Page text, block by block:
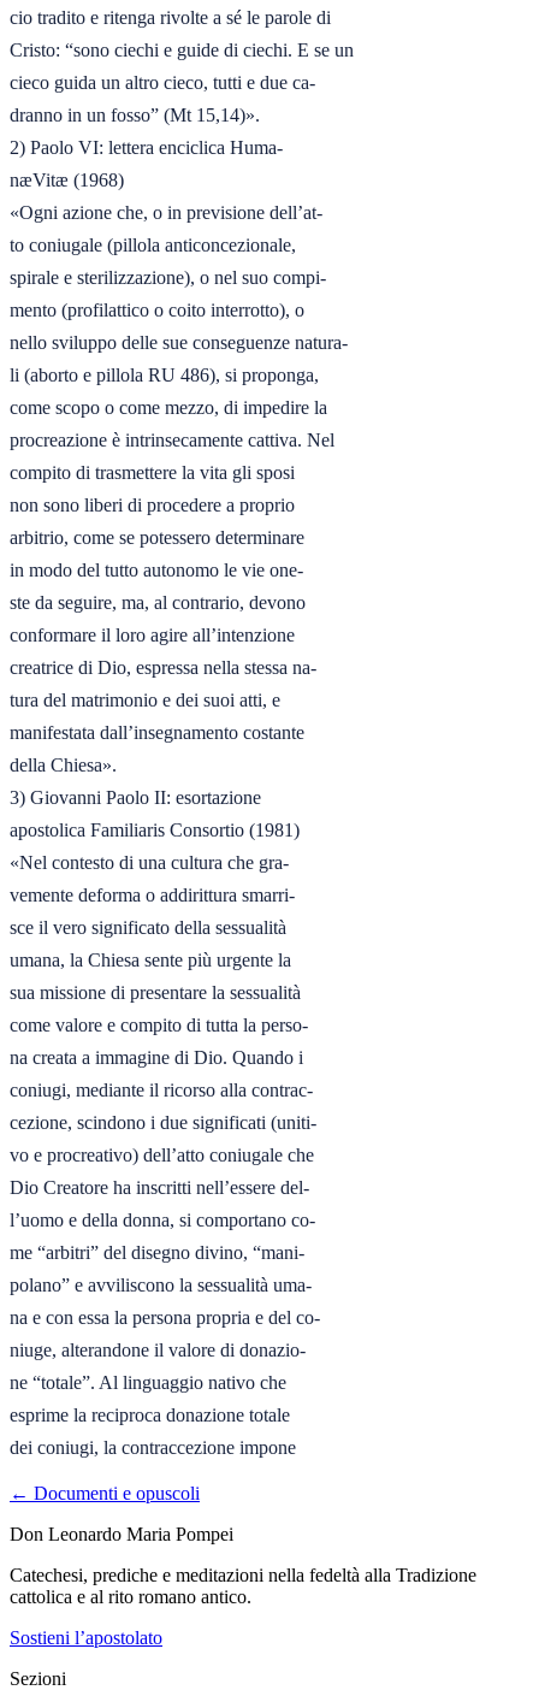
cio tradito e ritenga rivolte a sé le parole di
Cristo: “sono ciechi e guide di ciechi. E se un
cieco guida un altro cieco, tutti e due ca-
dranno in un fosso” (Mt 15,14)».
2) Paolo VI: lettera enciclica Huma-
næVitæ (1968)
«Ogni azione che, o in previsione dell’at-
to coniugale (pillola anticoncezionale,
spirale e sterilizzazione), o nel suo compi-
mento (profilattico o coito interrotto), o
nello sviluppo delle sue conseguenze natura-
li (aborto e pillola RU 486), si proponga,
come scopo o come mezzo, di impedire la
procreazione è intrinsecamente cattiva. Nel
compito di trasmettere la vita gli sposi
non sono liberi di procedere a proprio
arbitrio, come se potessero determinare
in modo del tutto autonomo le vie one-
ste da seguire, ma, al contrario, devono
conformare il loro agire all’intenzione
creatrice di Dio, espressa nella stessa na-
tura del matrimonio e dei suoi atti, e
manifestata dall’insegnamento costante
della Chiesa».
3) Giovanni Paolo II: esortazione
apostolica Familiaris Consortio (1981)
«Nel contesto di una cultura che gra-
vemente deforma o addirittura smarri-
sce il vero significato della sessualità
umana, la Chiesa sente più urgente la
sua missione di presentare la sessualità
come valore e compito di tutta la perso-
na creata a immagine di Dio. Quando i
coniugi, mediante il ricorso alla contrac-
cezione, scindono i due significati (uniti-
vo e procreativo) dell’atto coniugale che
Dio Creatore ha inscritti nell’essere del-
l’uomo e della donna, si comportano co-
me “arbitri” del disegno divino, “mani-
polano” e avviliscono la sessualità uma-
na e con essa la persona propria e del co-
niuge, alterandone il valore di donazio-
ne “totale”. Al linguaggio nativo che
esprime la reciproca donazione totale
dei coniugi, la contraccezione impone
← Documenti e opuscoli
Don Leonardo Maria Pompei
Catechesi, prediche e meditazioni nella fedeltà alla Tradizione
cattolica e al rito romano antico.
Sostieni l’apostolato
Sezioni